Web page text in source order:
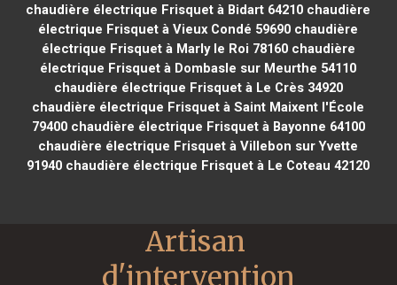
chaudière électrique Frisquet à Bidart 64210 chaudière
électrique Frisquet à Vieux Condé 59690 chaudière
électrique Frisquet à Marly le Roi 78160chaudière
électrique Frisquet à Dombasle sur Meurthe 54110
chaudière électrique Frisquet à Le Crès 34920
chaudière électrique Frisquet à Saint Maixent l'École
79400chaudière électrique Frisquet à Bayonne 64100
chaudière électrique Frisquet à Villebon sur Yvette
91940 chaudière électrique Frisquet à Le Coteau 42120
Artisan
d'intervention